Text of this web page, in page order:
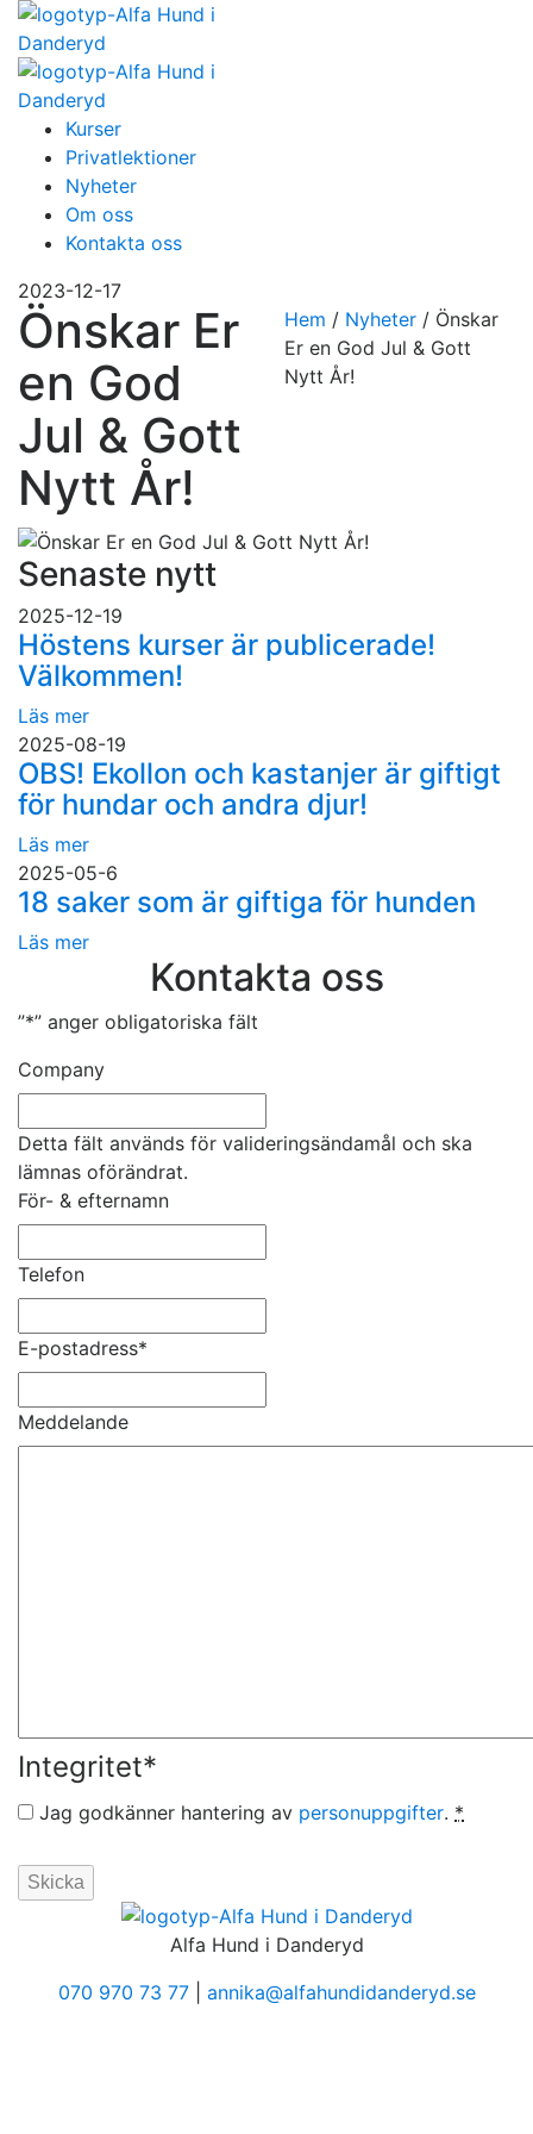
Kurser
Privatlektioner
Nyheter
Om oss
Kontakta oss
2023-12-17
Önskar Er
en God
Jul & Gott
Nytt År!
Hem / Nyheter / Önskar
Er en God Jul & Gott
Nytt År!
Senaste nytt
2025-12-19
Höstens kurser är publicerade!
Välkommen!
Läs mer
2025-08-19
OBS! Ekollon och kastanjer är giftigt
för hundar och andra djur!
Läs mer
2025-05-6
18 saker som är giftiga för hunden
Läs mer
Kontakta oss
”*” anger obligatoriska fält
Company
Detta fält används för valideringsändamål och ska
lämnas oförändrat.
För- & efternamn
Telefon
E-postadress*
Meddelande
Integritet*
Jag godkänner hantering av personuppgifter. *
Alfa Hund i Danderyd
070 970 73 77| annika@alfahundidanderyd.se